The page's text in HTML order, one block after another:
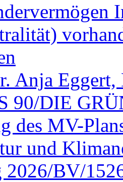
Anja
90/DIE
des MV-
und
2026/BV/